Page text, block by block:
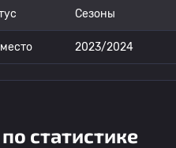
Сезоны
2023/2024
статистике